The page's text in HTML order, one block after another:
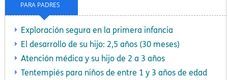
PARA PADRES
Exploración segura en la primera infancia
El desarrollo de su hijo: 2,5 años (30 meses)
Atención médica y su hijo de 2 a 3 años
Tentempiés para niños de entre 1 y 3 años de edad